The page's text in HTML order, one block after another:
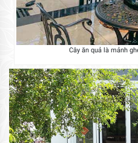
Cây ăn quả là mảnh